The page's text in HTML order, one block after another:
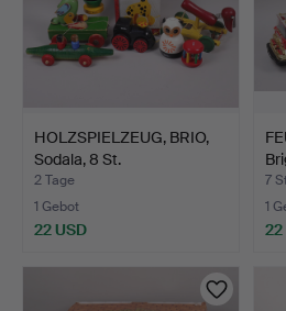
HOLZSPIELZEUG, BRIO,
Sodala, 8 St.
2 Tage
1 Gebot
22 USD
7
1
22